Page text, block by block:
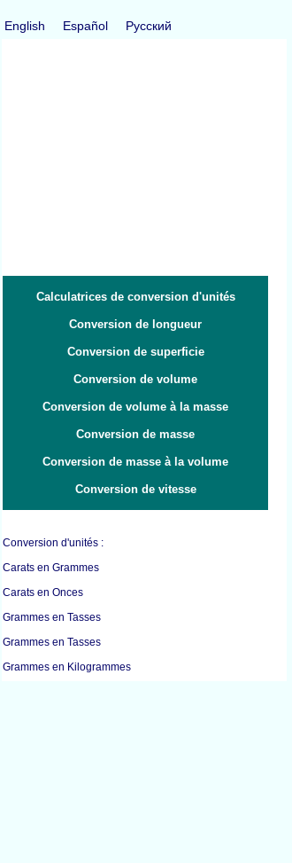
English Español Русский
Calculatrices de conversion d'unités
Conversion de longueur
Conversion de superficie
Conversion de volume
Conversion de volume à la masse
Conversion de masse
Conversion de masse à la volume
Conversion de vitesse
Conversion d'unités :
Carats en Grammes
Carats en Onces
Grammes en Tasses
Grammes en Tasses
Grammes en Kilogrammes